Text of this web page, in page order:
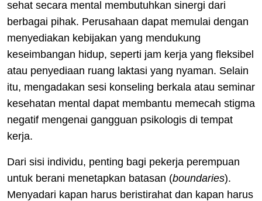
sehat secara mental membutuhkan sinergi dari
berbagai pihak. Perusahaan dapat memulai dengan
menyediakan kebijakan yang mendukung
keseimbangan hidup, seperti jam kerja yang fleksibel
atau penyediaan ruang laktasi yang nyaman. Selain
itu, mengadakan sesi konseling berkala atau seminar
kesehatan mental dapat membantu memecah stigma
negatif mengenai gangguan psikologis di tempat
kerja.
Dari sisi individu, penting bagi pekerja perempuan
untuk berani menetapkan batasan (boundaries).
Menyadari kapan harus beristirahat dan kapan harus